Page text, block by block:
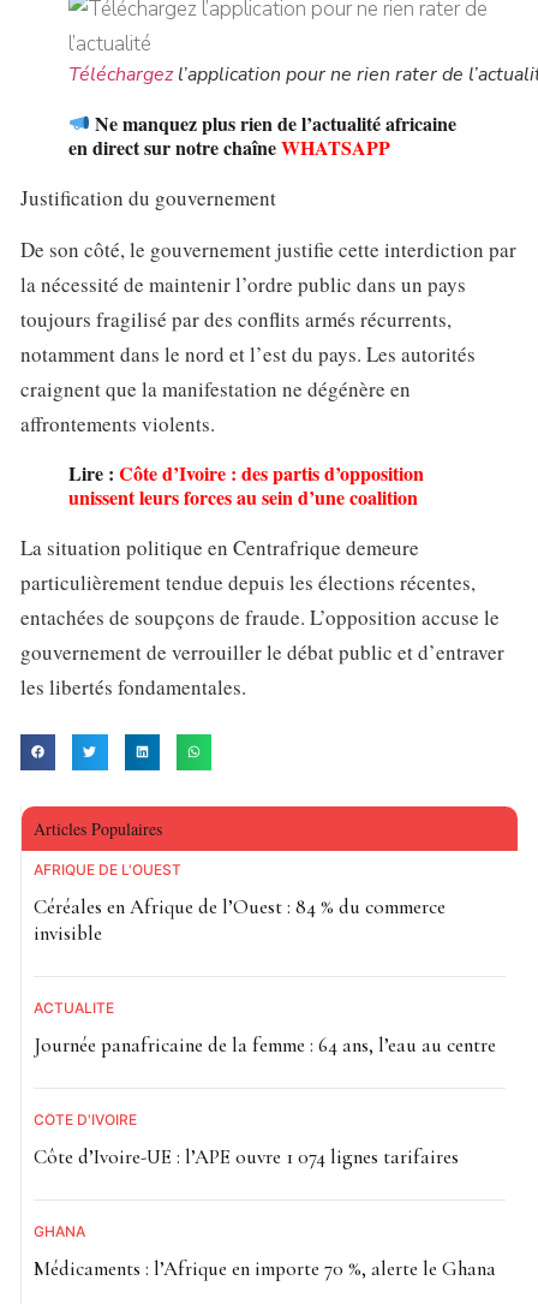
Téléchargezl’application pour ne rien rater de
Ne manquez plus rien de l’actualité africaine
en direct sur notre chaîneWHATSAPP
Justification du gouvernement
De son côté, le gouvernement justifie cette interdiction par
la nécessité de maintenir l’ordre public dans un pays
toujours fragilisé par des conflits armés récurrents,
notamment dans le nord et l’est du pays. Les autorités
craignent que la manifestation ne dégénère en
affrontements violents.
Lire : Côte d’Ivoire : des partis d’opposition
unissent leurs forces au sein d’une coalition
La situation politique en Centrafrique demeure
particulièrement tendue depuis les élections récentes,
entachées de soupçons de fraude. L’opposition accuse le
gouvernement de verrouiller le débat public et d’entraver
les libertés fondamentales.
Articles Populaires
AFRIQUE DE L'OUEST
Céréales en Afrique de l’Ouest : 84 % du commerce
invisible
ACTUALITE
Journée panafricaine de la femme : 64 ans, l’eau au centre
CÔTE D'IVOIRE
Côte d’Ivoire-UE : l’APE ouvre 1 074 lignes tarifaires
GHANA
Médicaments : l’Afrique en importe 70 %, alerte le Ghana